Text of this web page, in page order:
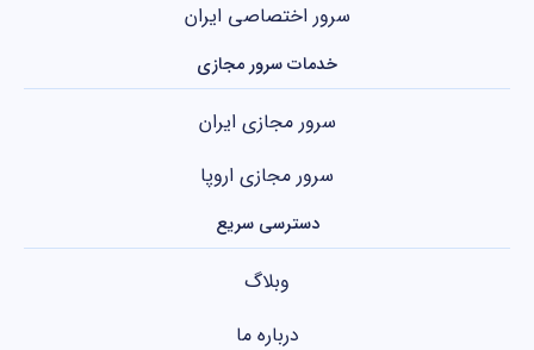
سرور اختصاصی ایران
خدمات سرور مجازی
سرور مجازی ایران
سرور مجازی اروپا
دسترسی سریع
وبلاگ
درباره ما